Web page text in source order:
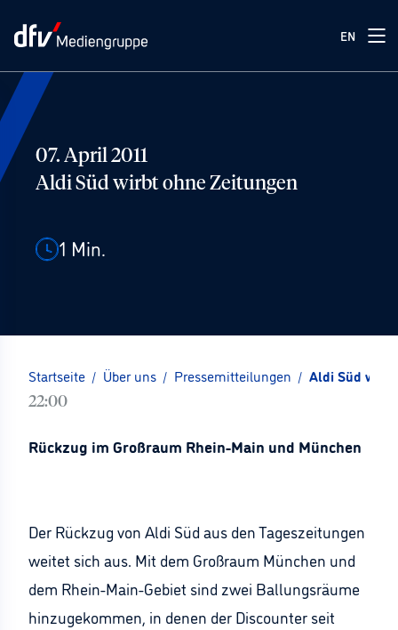
EN
07. April 2011
Aldi Süd wirbt ohne Zeitungen
1 Min.
Startseite / Über uns / Pressemitteilungen / Aldi Süd
22:00
Rückzug im Großraum Rhein-Main und München
Der Rückzug von Aldi Süd aus den Tageszeitungen
weitet sich aus. Mit dem Großraum München und
dem Rhein-Main-Gebiet sind zwei Ballungsräume
hinzugekommen, in denen der Discounter seit